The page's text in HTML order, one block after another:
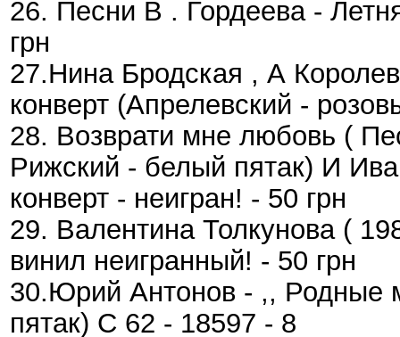
26. Песни В . Гордеева -
грн
27.Нина Бродская , А
конверт (Апрелевский -
28. Возврати мне любовь (
Рижский - белый пятак) И
конверт - неигран! - 50 грн
29. Валентина Толкунова (
винил неигранный! - 50 грн
30.Юрий Антонов - ,, Родные
пятак) С 62 - 18597 - 8